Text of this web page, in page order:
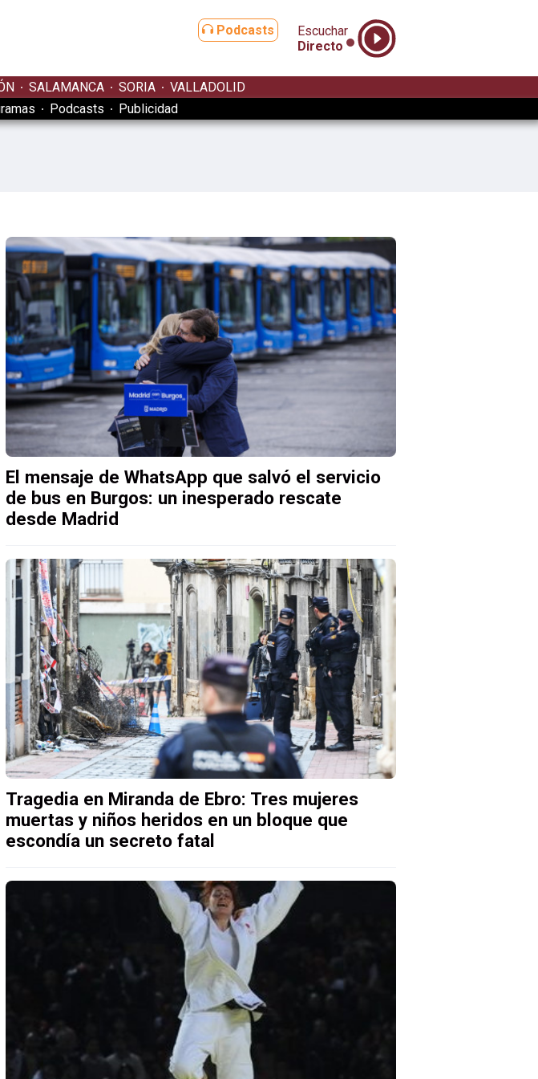
Podcasts
Escuchar
Directo
SALAMANCA SORIA
VALLADOLID
Podcasts Publicidad
El mensaje de WhatsApp que salvó el servicio
de bus en Burgos: un inesperado rescate
desde Madrid
Tragedia en Miranda de Ebro: Tres mujeres
muertas y niños heridos en un bloque que
escondía un secreto fatal